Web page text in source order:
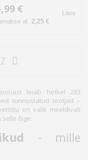
€
al. 2,25 €
Laos
7
leiab hetkel 283
tunnustatud tootjad –
on valik meeldivalt
õige.
- mille